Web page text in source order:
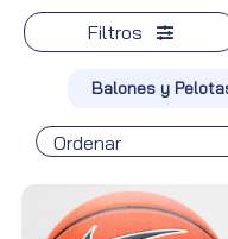
Filtros
Balones y